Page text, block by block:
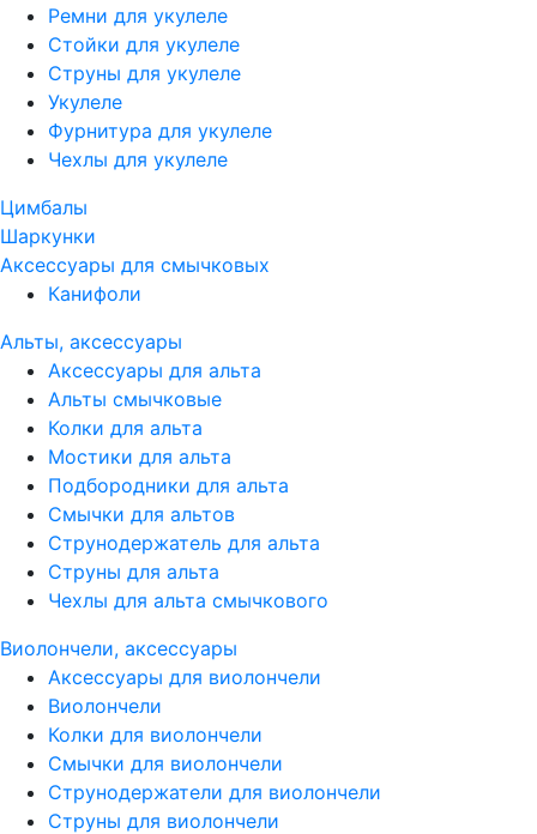
Ремни для укулеле
Стойки для укулеле
Струны для укулеле
Укулеле
Фурнитура для укулеле
Чехлы для укулеле
Цимбалы
Шаркунки
Аксессуары для смычковых
Канифоли
Альты, аксессуары
Аксессуары для альта
Альты смычковые
Колки для альта
Мостики для альта
Подбородники для альта
Смычки для альтов
Струнодержатель для альта
Струны для альта
Чехлы для альта смычкового
Виолончели, аксессуары
Аксессуары для виолончели
Виолончели
Колки для виолончели
Смычки для виолончели
Струнодержатели для виолончели
Струны для виолончели